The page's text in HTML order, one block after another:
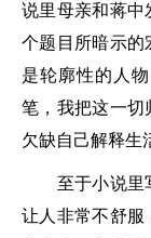
说里母亲和蒋中
个题目所暗示的
是轮廓性的人
笔，我把这一切
欠缺自己解释生
至于小说里
让人非常不舒服